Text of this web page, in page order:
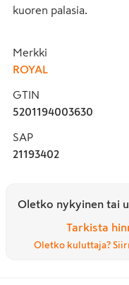
kuoren palasia.
Merkki
ROYAL
GTIN
5201194003630
SAP
21193402
Oletko nykyinen tai
Tarkista
Oletko kuluttaja?